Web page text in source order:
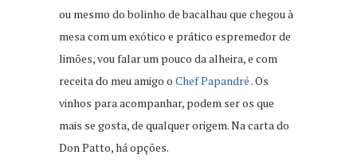
ou mesmo do bolinho de bacalhau que chegou à
mesa com um exótico e prático espremedor de
limões, vou falar um pouco da alheira, e com
receita do meu amigo o Chef Papandré. Os
vinhos para acompanhar, podem ser os que
mais se gosta, de qualquer origem. Na carta do
Don Patto, há opções.